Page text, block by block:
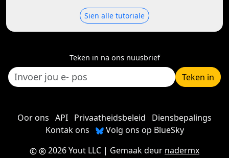
Sien alle tutoriale
Teken in na ons nuusbrief
Teken in
Oor ons API Privaatheidsbeleid
Diensbepalings
Kontak ons
Volg ons op BlueSky
2026 Yout LLC | Gemaak deur nadermx